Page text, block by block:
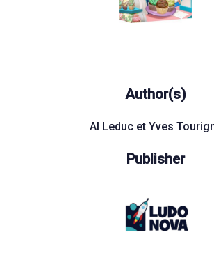
Author(s)
Al Leduc et Yves
Publisher